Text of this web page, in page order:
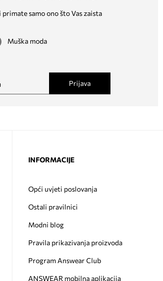
samo ono što Vas zaista
Muška moda
Prijava
INFORMACIJE
Opći uvjeti poslovanja
Ostali pravilnici
Modni blog
Pravila prikazivanja proizvoda
Program Answear Club
ANSWEAR mobilna aplikacija